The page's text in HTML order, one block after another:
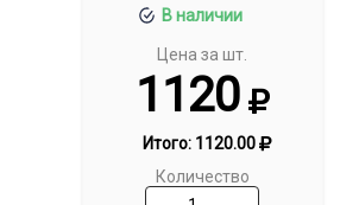
В наличии
Цена за шт.
1120
Итого: 1120.00
Количество